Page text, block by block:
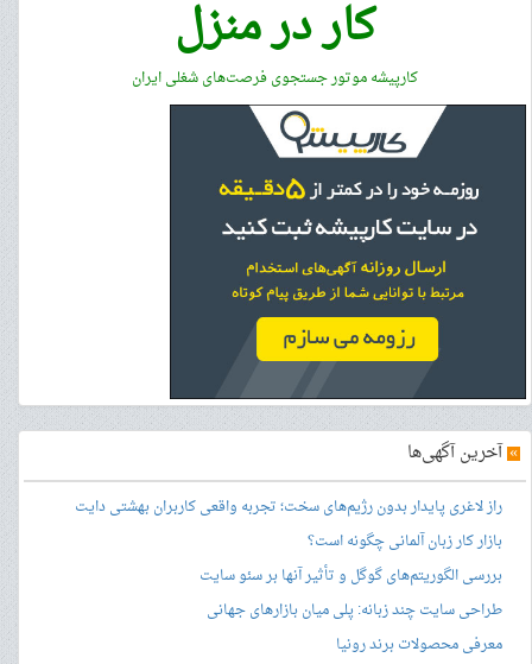
کار در منزل
کارپیشه موتور جستجوی فرصت‌های شغلی ایران
»آخرین آگهی‌ها
راز لاغری پایدار بدون رژیم‌های سخت؛ تجربه واقعی کاربران بهشتی دایت
بازار کار زبان آلمانی چگونه است؟
بررسی الگوریتم‌های گوگل و تأثیر آنها بر سئو سایت
طراحی سایت چند زبانه: پلی میان بازارهای جهانی
معرفی محصولات برند رونیا